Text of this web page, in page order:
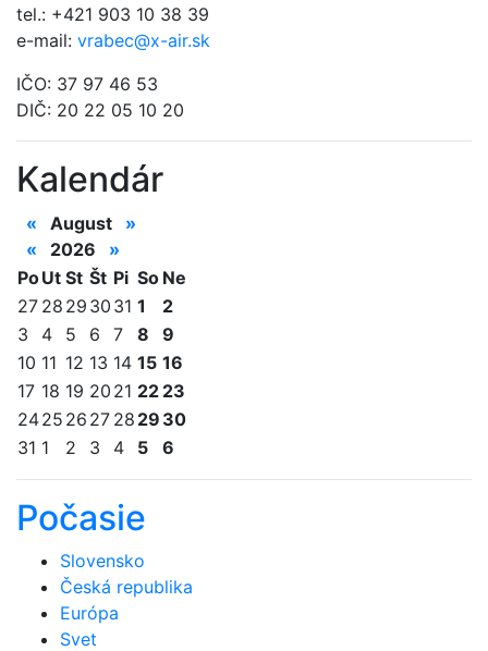
tel.: +421 903 10 38 39
e-mail: vrabec@x-air.sk
IČO: 37 97 46 53
DIČ: 20 22 05 10 20
Kalendár
« August
»
«
2026
»
PoUt St Št Pi So Ne
27 28 29 30 31 1
2
3
4 5 6 7 8
9
10 11 12 13 14 15 16
17 18 19 20 21 22 23
2425 26 27 28 29 30
31 1 2 3 4 5 6
Počasie
Slovensko
Česká republika
Európa
Svet